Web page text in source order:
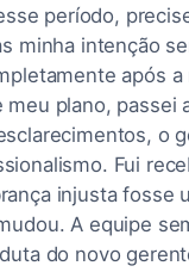
período,
minha intenção
após
plano, passei
o
Fui
injusta fosse
A equipe
do novo